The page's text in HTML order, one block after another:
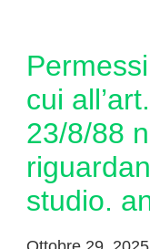
permessi straordinari di
cui
23/8/88
studio.